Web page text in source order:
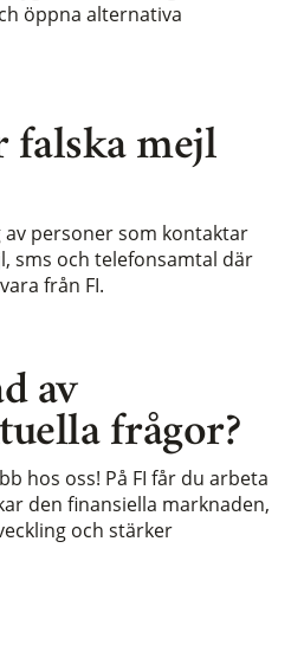
av
frågor?
hos oss! På FI får du arbeta
den finansiella marknaden,
och stärker
falska mejl
av personer som kontaktar
sms och telefonsamtal där
från FI.
öppna alternativa